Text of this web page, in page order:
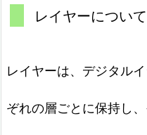
レイヤーについて
レイヤーは、デジタル
ぞれの層ごとに保持し